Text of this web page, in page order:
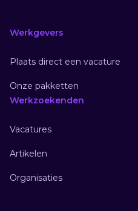
Werkgevers
Plaats direct een vacature
Onze pakketten
Werkzoekenden
Vacatures
Artikelen
Organisaties